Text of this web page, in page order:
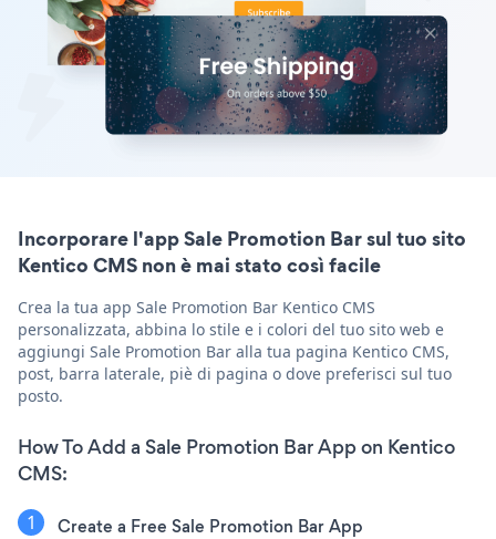
Incorporare l'app Sale Promotion Bar sul tuo sito
Kentico CMS non è mai stato così facile
Crea la tua app Sale Promotion Bar Kentico CMS
personalizzata, abbina lo stile e i colori del tuo sito web e
aggiungi Sale Promotion Bar alla tua pagina Kentico CMS,
post, barra laterale, piè di pagina o dove preferisci sul tuo
posto.
How To Add a Sale Promotion Bar App on Kentico
CMS:
Create a Free Sale Promotion Bar App